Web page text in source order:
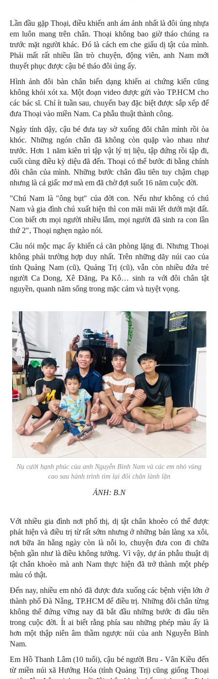
Lần đầu gặp Thoại, điều khiến anh ám ảnh nhất là đôi ủng nhựa
em luôn mang trên chân. Thoại không bao giờ tháo chúng ra
trước mặt người khác. Đó là cách em che giấu dị tật của mình.
Phải mất rất nhiều lần trò chuyện, động viên, anh Nam mới
thuyết phục được cậu bé tháo đôi ủng ấy.
Hình ảnh đôi bàn chân biến dạng khiến ai chứng kiến cũng
không khỏi xót xa. Một đoạn video được gửi vào TP.HCM cho
các bác sĩ. Chỉ ít tuần sau, chuyến bay đặc biệt được sắp xếp để
đưa Thoại vào miền Nam. Ca phẫu thuật thành công.
Ngày tỉnh dậy, cậu bé đưa tay sờ xuống đôi chân mình rồi òa
khóc. Những ngón chân đã không còn quặp vào nhau như
trước. Hơn 1 năm kiên trì tập vật lý trị liệu, tập đứng rồi tập đi,
cuối cùng điều kỳ diệu đã đến. Thoại có thể bước đi bằng chính
đôi chân của mình. Những bước chân đầu tiên tuy chậm chạp
nhưng là cả giấc mơ mà em đã chờ đợi suốt 16 năm cuộc đời.
"Chú Nam là "ông bụt" của đời con. Nếu như không có chú
Nam và gia đình chú xuất hiện thì con mãi mãi lết dưới mặt đất.
Con biết ơn mọi người nhiều lắm, mọi người đã sinh ra con lần
thứ 2", Thoại nghẹn ngào nói.
Câu nói mộc mạc ấy khiến cả căn phòng lặng đi. Nhưng Thoại
không phải trường hợp duy nhất. Trên những dãy núi cao của
tỉnh Quảng Nam (cũ), Quảng Trị (cũ), vẫn còn nhiều đứa trẻ
người Ca Dong, Xê Đăng, Pa Kô… sinh ra với đôi chân tật
nguyền, quanh năm sống trong mặc cảm và tuyệt vọng.
Nụ cười hạnh phúc của anh Nguyễn Bình Nam và các em nhỏ vùng
cao sau hành trình tìm lại đôi chân lành lặn
ẢNH: B.N
Với nhiều gia đình nơi phố thị, dị tật chân khoèo có thể được
phát hiện và điều trị từ rất sớm nhưng ở những bản làng xa xôi,
nơi bữa ăn hằng ngày còn là nỗi lo, chuyện đưa con đi chữa
bệnh gần như là điều không tưởng. Vì vậy, dự án phẫu thuật dị
tật chân khoèo mà anh Nam thực hiện đã trở thành một phép
màu có thật.
Đến nay, nhiều em nhỏ đã được đưa xuống các bệnh viện lớn ở
thành phố Đà Nẵng, TP.HCM để điều trị. Những đôi chân từng
không thể đứng vững nay đã bắt đầu những bước đi đầu tiên
trong cuộc đời. Ít ai biết rằng phía sau những phép màu ấy là
hơn một thập niên âm thầm ngược núi của anh Nguyễn Bình
Nam.
Em Hồ Thanh Lâm (10 tuổi), cậu bé người Bru - Vân Kiều đến
từ miền núi xã Hướng Hóa (tỉnh Quảng Trị) cũng giống Thoại